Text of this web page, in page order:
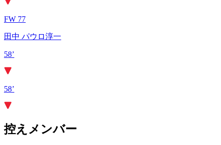
FW 77
田中 パウロ淳一
58’
58’
控えメンバー